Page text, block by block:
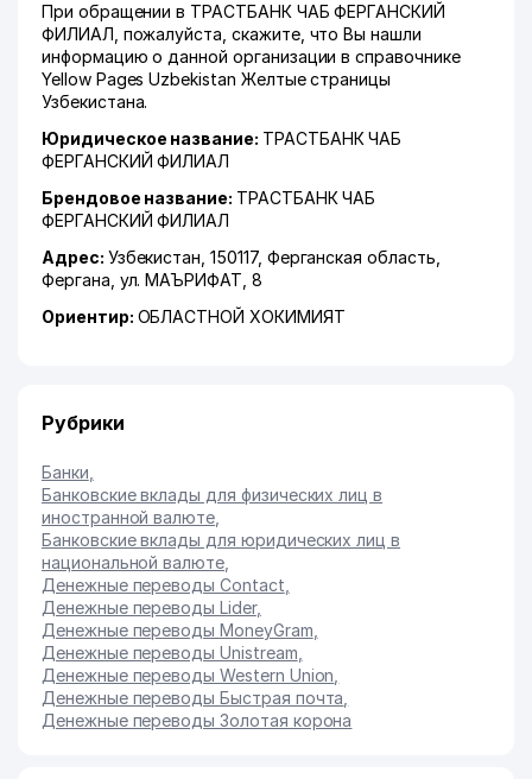
При обращении в ТРАСТБАНК ЧАБ ФЕРГАНСКИЙ
ФИЛИАЛ, пожалуйста, скажите, что Вы нашли
информацию о данной организации в справочнике
Yellow Pages Uzbekistan Желтые страницы
Узбекистана.
Юридическое название: ТРАСТБАНК ЧАБ
ФЕРГАНСКИЙ ФИЛИАЛ
Брендовое название: ТРАСТБАНК ЧАБ
ФЕРГАНСКИЙ ФИЛИАЛ
Адрес: Узбекистан, 150117, Ферганская область
Фергана ул. МАЪРИФАТ , 8
Ориентир: ОБЛАСТНОЙ ХОКИМИЯТ
Рубрики
Банки
Банковские вклады для физических лиц в
иностранной валюте
Банковские вклады для юридических лиц в
национальной валюте
Денежные переводы Contact
Денежные переводы Lider,
Денежные переводы MoneyGram
Денежные переводы Unistream
Денежные переводы Western Union
Денежные переводы Быстрая почта
Денежные переводы Золотая корона